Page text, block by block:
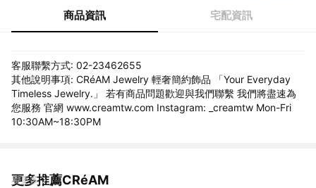
商品資訊 宅配資訊
客服聯繫方式: 02-23462655
其他說明事項: CRéAM Jewelry 輕奢簡約飾品 「Your Everyday
Timeless Jewelry.」 若有商品問題歡迎與我們聯繫 我們將盡速為
您服務 官網 www.creamtw.com Instagram: _creamtw Mon-Fri
10:30AM~18:30PM
更多推薦CRéAM
看更多